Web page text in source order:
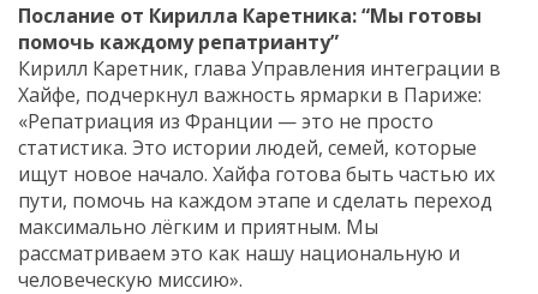
Послание от Кирилла Каретника: “Мы готовы
помочь каждому репатрианту”
Кирилл Каретник, глава Управления интеграции в
Хайфе, подчеркнул важность ярмарки в Париже:
«Репатриация из Франции — это не просто
статистика. Это истории людей, семей, которые
ищут новое начало. Хайфа готова быть частью их
пути, помочь на каждом этапе и сделать переход
максимально лёгким и приятным. Мы
рассматриваем это как нашу национальную и
человеческую миссию».